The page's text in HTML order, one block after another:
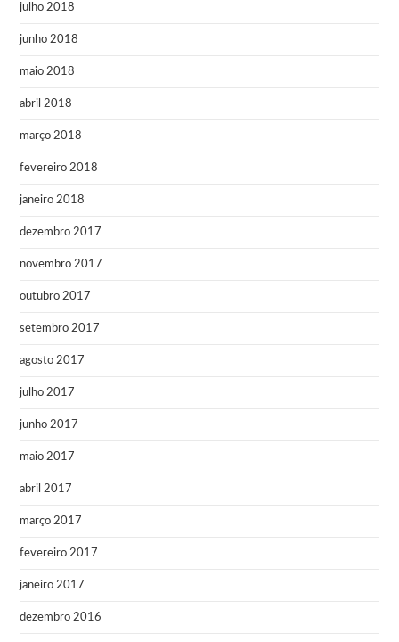
julho 2018
junho 2018
maio 2018
abril 2018
março 2018
fevereiro 2018
janeiro 2018
dezembro 2017
novembro 2017
outubro 2017
setembro 2017
agosto 2017
julho 2017
junho 2017
maio 2017
abril 2017
março 2017
fevereiro 2017
janeiro 2017
dezembro 2016